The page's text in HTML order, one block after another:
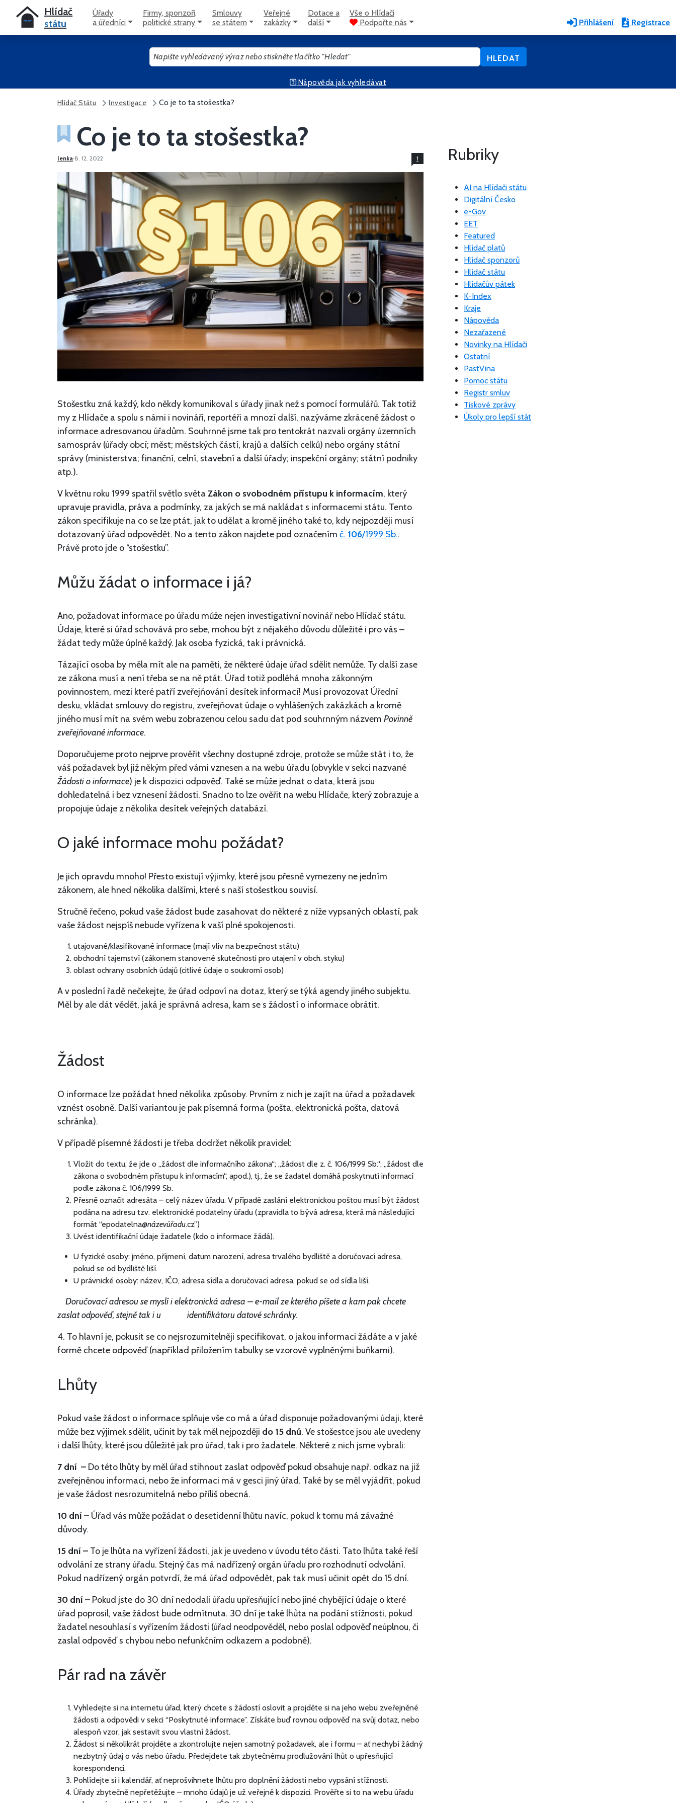
Hlídač
státu
Úřady
a úředníci
Firmy, sponzoři,
politické strany
Smlouvy
se státem
Veřejné
zakázky
Dotace a
další
Vše o Hlídači
Podpořte nás
Přihlášení Registrace
HLEDAT
Nápověda jak vyhledávat
Hlídač Státu Investigace Co je to ta stošestka?
Co je to ta stošestka?
lenka·8. 12. 2022 1
Stošestku zná každý, kdo někdy komunikoval s úřady jinak než s pomocí formulářů. Tak totiž
my z Hlídače a spolu s námi i novináři, reportéři a mnozí další, nazýváme zkráceně žádost o
informace adresovanou úřadům. Souhrnně jsme tak pro tentokrát nazvali orgány územních
samospráv (úřady obcí; měst; městských částí, krajů a dalších celků) nebo orgány státní
správy (ministerstva; finanční, celní, stavební a další úřady; inspekční orgány; státní podniky
atp.).
V květnu roku 1999 spatřil světlo světa Zákon o svobodném přístupu k informacím, který
upravuje pravidla, práva a podmínky, za jakých se má nakládat s informacemi státu. Tento
zákon specifikuje na co se lze ptát, jak to udělat a kromě jiného také to, kdy nejpozději musí
dotazovaný úřad odpovědět. No a tento zákon najdete pod označením č. 106/1999 Sb..
Právě proto jde o “stošestku”.
Můžu žádat o informace i já?
Ano, požadovat informace po úřadu může nejen investigativní novinář nebo Hlídač státu.
Údaje, které si úřad schovává pro sebe, mohou být z nějakého důvodu důležité i pro vás –
žádat tedy může úplně každý. Jak osoba fyzická, tak i právnická.
Tázající osoba by měla mít ale na paměti, že některé údaje úřad sdělit nemůže. Ty další zase
ze zákona musí a není třeba se na ně ptát. Úřad totiž podléhá mnoha zákonným
povinnostem, mezi které patří zveřejňování desítek informací! Musí provozovat Úřední
desku, vkládat smlouvy do registru, zveřejňovat údaje o vyhlášených zakázkách a kromě
jiného musí mít na svém webu zobrazenou celou sadu dat pod souhrnným názvem Povinně
zveřejňované informace.
Doporučujeme proto nejprve prověřit všechny dostupné zdroje, protože se může stát i to, že
váš požadavek byl již někým před vámi vznesen a na webu úřadu (obvykle v sekci nazvané
Žádosti o informace) je k dispozici odpověď. Také se může jednat o data, která jsou
dohledatelná i bez vznesení žádosti. Snadno to lze ověřit na webu Hlídače, který zobrazuje a
propojuje údaje z několika desítek veřejných databází.
O jaké informace mohu požádat?
Je jich opravdu mnoho! Přesto existují výjimky, které jsou přesně vymezeny ne jedním
zákonem, ale hned několika dalšími, které s naší stošestkou souvisí.
Stručně řečeno, pokud vaše žádost bude zasahovat do některé z níže vypsaných oblastí, pak
vaše žádost nejspíš nebude vyřízena k vaší plné spokojenosti.
utajované/klasifikované informace (mají vliv na bezpečnost státu)
obchodní tajemství (zákonem stanovené skutečnosti pro utajení v obch. styku)
oblast ochrany osobních údajů (citlivé údaje o soukromí osob)
A v poslední řadě nečekejte, že úřad odpoví na dotaz, který se týká agendy jiného subjektu.
Měl by ale dát vědět, jaká je správná adresa, kam se s žádostí o informace obrátit.
Žádost
O informace lze požádat hned několika způsoby. Prvním z nich je zajít na úřad a požadavek
vznést osobně. Další variantou je pak písemná forma (pošta, elektronická pošta, datová
schránka).
V případě písemné žádosti je třeba dodržet několik pravidel:
Vložit do textu, že jde o „žádost dle informačního zákona“; „žádost dle z. č. 106/1999 Sb.“; „žádost dle
zákona o svobodném přístupu k informacím“, apod.), tj., že se žadatel domáhá poskytnutí informací
podle zákona č. 106/1999 Sb.
Přesně označit adresáta – celý název úřadu. V případě zaslání elektronickou poštou musí být žádost
podána na adresu tzv. elektronické podatelny úřadu (zpravidla to bývá adresa, která má následující
formát “epodatelna@názevúřadu.cz”)
Uvést identifikační údaje žadatele (kdo o informace žádá).
U fyzické osoby: jméno, příjmení, datum narození, adresa trvalého bydliště a doručovací adresa,
pokud se od bydliště liší.
U právnické osoby: název, IČO, adresa sídla a doručovací adresa, pokud se od sídla liší.
Doručovací adresou se myslí i elektronická adresa – e-mail ze kterého píšete a kam pak chcete
zaslat odpověď, stejně tak i u identifikátoru datové schránky.
4. To hlavní je, pokusit se co nejsrozumitelněji specifikovat, o jakou informaci žádáte a v jaké
formě chcete odpověď (například přiložením tabulky se vzorově vyplněnými buňkami).
Lhůty
Pokud vaše žádost o informace splňuje vše co má a úřad disponuje požadovanými údaji, které
může bez výjimek sdělit, učinit by tak měl nejpozději do 15 dnů. Ve stošestce jsou ale uvedeny
i další lhůty, které jsou důležité jak pro úřad, tak i pro žadatele. Některé z nich jsme vybrali:
7 dní – Do této lhůty by měl úřad stihnout zaslat odpověď pokud obsahuje např. odkaz na již
zveřejněnou informaci, nebo že informaci má v gesci jiný úřad. Také by se měl vyjádřit, pokud
je vaše žádost nesrozumitelná nebo příliš obecná.
10 dní – Úřad vás může požádat o desetidenní lhůtu navíc, pokud k tomu má závažné
důvody.
15 dní – To je lhůta na vyřízení žádosti, jak je uvedeno v úvodu této části. Tato lhůta také řeší
odvolání ze strany úřadu. Stejný čas má nadřízený orgán úřadu pro rozhodnutí odvolání.
Pokud nadřízený orgán potvrdí, že má úřad odpovědět, pak tak musí učinit opět do 15 dní.
30 dní – Pokud jste do 30 dní nedodali úřadu upřesňující nebo jiné chybějící údaje o které
úřad poprosil, vaše žádost bude odmítnuta. 30 dní je také lhůta na podání stížnosti, pokud
žadatel nesouhlasí s vyřízením žádosti (úřad neodpověděl, nebo poslal odpověď neúplnou, či
zaslal odpověď s chybou nebo nefunkčním odkazem a podobně).
Pár rad na závěr
Vyhledejte si na internetu úřad, který chcete s žádostí oslovit a projděte si na jeho webu zveřejněné
žádosti a odpovědi v sekci “Poskytnuté informace”. Získáte buď rovnou odpověď na svůj dotaz, nebo
alespoň vzor, jak sestavit svou vlastní žádost.
Žádost si několikrát projděte a zkontrolujte nejen samotný požadavek, ale i formu – ať nechybí žádný
nezbytný údaj o vás nebo úřadu. Předejdete tak zbytečnému prodlužování lhůt o upřesňující
korespondenci.
Pohlídejte si i kalendář, ať neprošvihnete lhůtu pro doplnění žádosti nebo vypsání stížnosti.
Úřady zbytečně nepřetěžujte – mnoho údajů je už veřejně k dispozici. Prověřte si to na webu úřadu
Rubriky
AI na Hlídači státu
Digitální Česko
e-Gov
EET
Featured
Hlídač platů
Hlídač sponzorů
Hlídač státu
Hlídačův pátek
K-Index
Kraje
Nápověda
Nezařazené
Novinky na Hlídači
Ostatní
PastVina
Pomoc státu
Registr smluv
Tiskové zprávy
Úkoly pro lepší stát